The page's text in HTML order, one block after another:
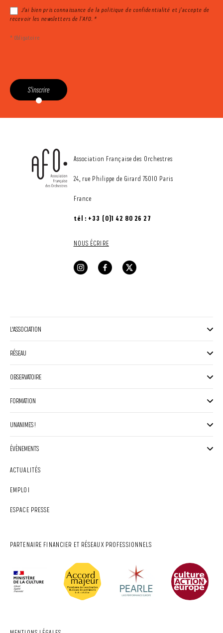
J'ai bien pris connaissance de la politique de confidentialité et j’accepte de
recevoir les newsletters de l’AFO. *
* Obligatoire
S'inscrire
CONTACT
Association Française des Orchestres
24, rue Philippe de Girard 75010 Paris
France
tél : +33 (0)1 42 80 26 27
NOUS ÉCRIRE
L'ASSOCIATION
RÉSEAU
OBSERVATOIRE
FORMATION
UNANIMES !
ÉVÈNEMENTS
ACTUALITÉS
EMPLOI
ESPACE PRESSE
PARTENAIRE FINANCIER ET RÉSEAUX PROFESSIONNELS